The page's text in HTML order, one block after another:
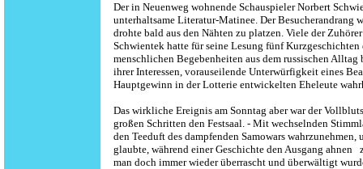
Der in Neuenweg wohnende Schauspieler Norbert
unterhaltsame Literatur-Matinee. Der Besucherandrang
drohte bald aus den Nähten zu platzen. Viele der
Schwientek hatte für seine Lesung fünf
menschlichen Begebenheiten aus dem russischen
ihrer Interessen, vorauseilende Unterwürfigkeit eines
Hauptgewinn in der Lotterie entwickelten Eheleute
Das wirkliche Ereignis am Sonntag aber war der
großen Schritten den Festsaal. - Mit wechselnden
den Teeduft des dampfenden Samowars
glaubte, während einer Geschichte den Ausgang
man doch immer wieder überrascht und überwältigt